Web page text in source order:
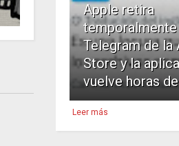
Apple retira
temporalmente
Telegram de la
Store y la
vuelve horas
Leer más